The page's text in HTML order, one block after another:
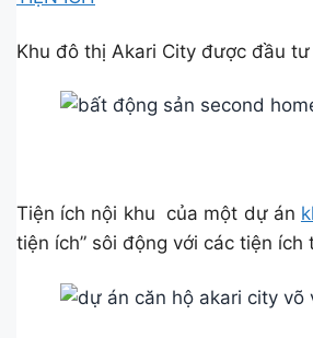
Khu đô thị Akari City được đầu
Tiện ích nội khu của một dự án
tiện ích” sôi động với các tiện